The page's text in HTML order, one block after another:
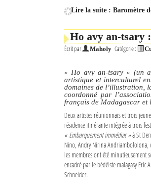
Sites touristiques
Diego Suarez Pratique
Lire la suite : Baromètre
Ho avy an-tsary
Écrit par Maholy Catégorie :
« Ho avy an-tsary » (un
artistique et interculturel
domaines de l’illustration,
coordonné par
français de Madagascar et
Deux artistes réunionnais et trois
résidence itinérante intégrée à trois
« Embarquement immédiat »à St
Nino, Andry Nirina Andriambololona,
les membres ont été minutieusement
encadré par le bédéiste malagasy
Schneider.